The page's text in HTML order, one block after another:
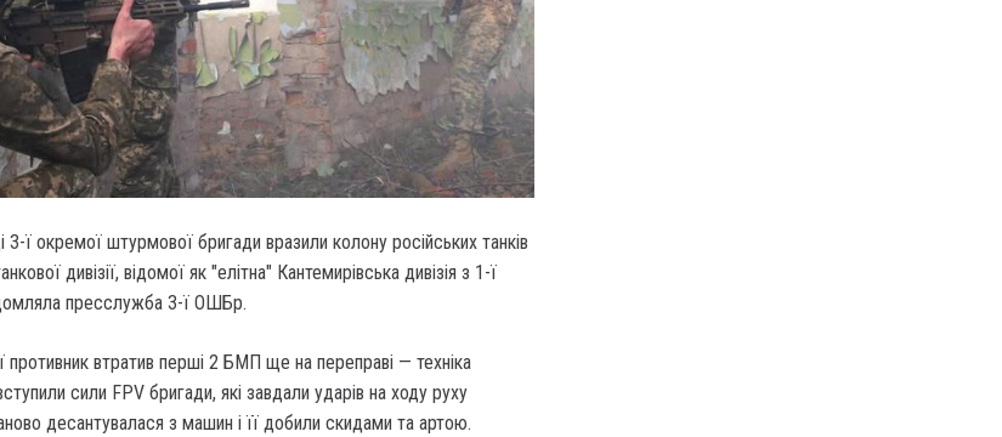
3-ї окремої штурмової бригади вразили колону російських танків
дивізії, відомої як "елітна" Кантемирівська дивізія з 1-ї
пресслужба 3-ї ОШБр.
противник втратив перші 2 БМП ще на переправі — техніка
сили FPV бригади, які завдали ударів на ходу руху
десантувалася з машин і її добили скидами та артою.